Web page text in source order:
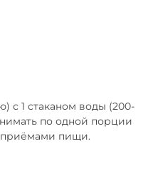
с 1 стаканом воды (200-
по одной порции
пищи.